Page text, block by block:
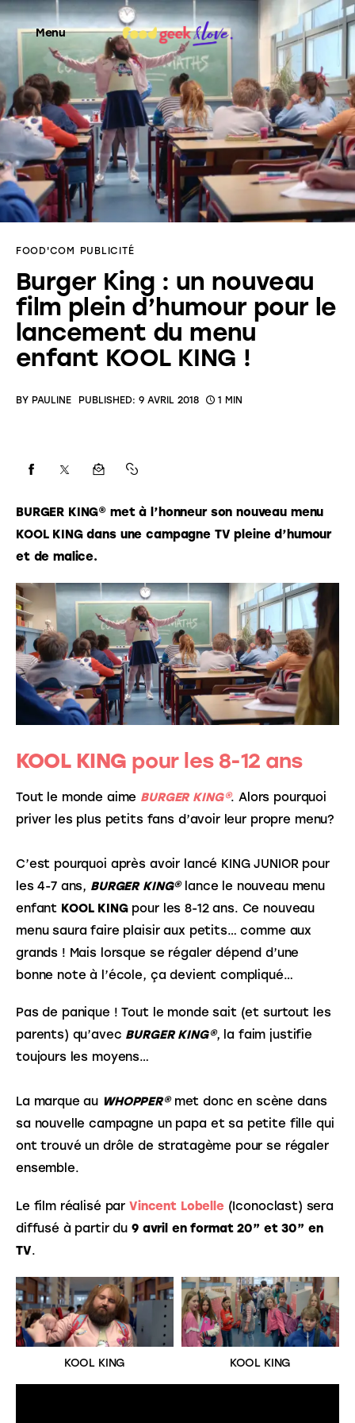
Menu
Food’News
Food’Com
Food’Art
Food’Life
FOOD'COM PUBLICITÉ
Burger King : un nouveau
film plein d’humour pour le
lancement du menu
enfant KOOL KING !
BY PAULINE PUBLISHED: 9 AVRIL 2018 1 MIN
BURGER KING® met à l’honneur son nouveau menu
KOOL KING dans une campagne TV pleine d’humour
et de malice.
KOOL KINGpour les 8-12 ans
Tout le monde aime BURGER KING®. Alors pourquoi
priver les plus petits fans d’avoir leur propre menu?
C’est pourquoi après avoir lancé KING JUNIOR pour
les 4-7 ans, BURGER KING® lance le nouveau menu
enfant KOOL KING pour les 8-12 ans. Ce nouveau
menu saura faire plaisir aux petits… comme aux
grands ! Mais lorsque se régaler dépend d’une
bonne note à l’école, ça devient compliqué…
Pas de panique ! Tout le monde sait (et surtout les
parents) qu’avec BURGER KING®, la faim justifie
toujours les moyens…
La marque au WHOPPER® met donc en scène dans
sa nouvelle campagne un papa et sa petite fille qui
ont trouvé un drôle de stratagème pour se régaler
ensemble.
Le film réalisé par Vincent Lobelle (Iconoclast) sera
diffusé à partir du 9 avril en format 20” et 30” en
TV.
KOOL KING KOOL KING